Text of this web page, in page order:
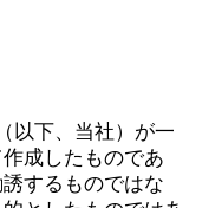
以下、当社）が一
成したものであ
するものではな